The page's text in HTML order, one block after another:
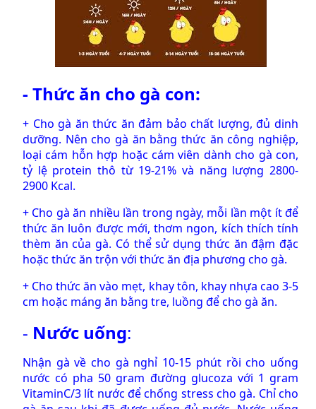
- Thức ăn cho gà con:
+ Cho gà ăn thức ăn đảm bảo chất lượng, đủ dinh
dưỡng. Nên cho gà ăn bằng thức ăn công nghiệp,
loại cám hỗn hợp hoặc cám viên dành cho gà con,
tỷ lệ protein thô từ 19-21% và năng lượng 2800-
2900 Kcal.
+ Cho gà ăn nhiều lần trong ngày, mỗi lần một ít để
thức ăn luôn được mới, thơm ngon, kích thích tính
thèm ăn của gà. Có thể sử dụng thức ăn đậm đặc
hoặc thức ăn trộn với thức ăn địa phương cho gà.
+ Cho thức ăn vào mẹt, khay tôn, khay nhựa cao 3-5
cm hoặc máng ăn bằng tre, luồng để cho gà ăn.
- Nước uống:
Nhận gà về cho gà nghỉ 10-15 phút rồi cho uống
nước có pha 50 gram đường glucoza với 1 gram
VitaminC/3 lít nước để chống stress cho gà. Chỉ cho